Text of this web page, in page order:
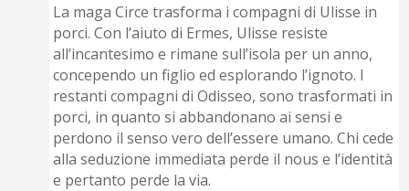
La maga Circe trasforma i compagni di Ulisse in
porci. Con l’aiuto di Ermes, Ulisse resiste
all’incantesimo e rimane sull’isola per un anno,
concependo un figlio ed esplorando l’ignoto. I
restanti compagni di Odisseo, sono trasformati in
porci, in quanto si abbandonano ai sensi e
perdono il senso vero dell’essere umano. Chi cede
alla seduzione immediata perde il nous e l’identità
e pertanto perde la via.